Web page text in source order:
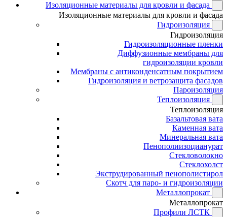
Изоляционные материалы для кровли и фасада
Изоляционные материалы для кровли и фасада
Гидроизоляция
Гидроизоляция
Гидроизоляционные пленки
Диффузионные мембраны для
гидроизоляции кровли
Мембраны с антиконденсатным покрытием
Гидроизоляция и ветрозащита фасадов
Пароизоляция
Теплоизоляция
Теплоизоляция
Базальтовая вата
Каменная вата
Минеральная вата
Пенополиизоцианурат
Стекловолокно
Стеклохолст
Экструдированный пенополистирол
Скотч для паро- и гидроизоляции
Металлопрокат
Металлопрокат
Профили ЛСТК